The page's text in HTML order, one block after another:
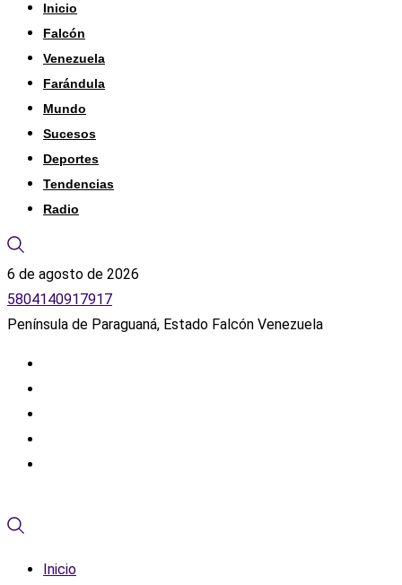
Inicio
Falcón
Venezuela
Farándula
Mundo
Sucesos
Deportes
Tendencias
Radio
6 de agosto de 2026
5804140917917
Península de Paraguaná, Estado Falcón Venezuela
Inicio